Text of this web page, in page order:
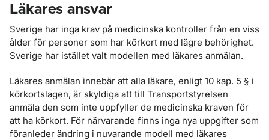
Läkares ansvar
Sverige har inga krav på medicinska kontroller från en viss
ålder för personer som har körkort med lägre behörighet.
Sverige har istället valt modellen med läkares anmälan.
Läkares anmälan innebär att alla läkare, enligt 10 kap. 5 § i
körkortslagen, är skyldiga att till Transportstyrelsen
anmäla den som inte uppfyller de medicinska kraven för
att ha körkort. För närvarande finns inga nya uppgifter som
föranleder ändring i nuvarande modell med läkares